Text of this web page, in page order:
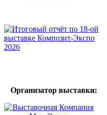
Организатор выставки: